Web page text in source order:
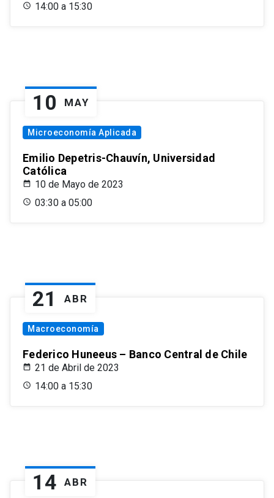
14:00 a 15:30
10 MAY
Microeconomía Aplicada
Emilio Depetris-Chauvín, Universidad
Católica
10 de Mayo de 2023
03:30 a 05:00
21 ABR
Macroeconomía
Federico Huneeus – Banco Central de Chile
21 de Abril de 2023
14:00 a 15:30
14 ABR